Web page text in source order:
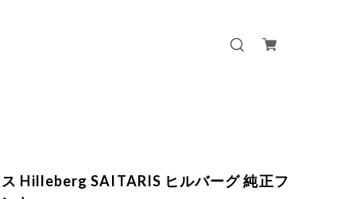
Hilleberg SAITARIS ヒルバーグ 純正フ